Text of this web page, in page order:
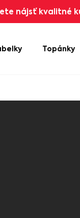
nájsť kvalitné
Topánky